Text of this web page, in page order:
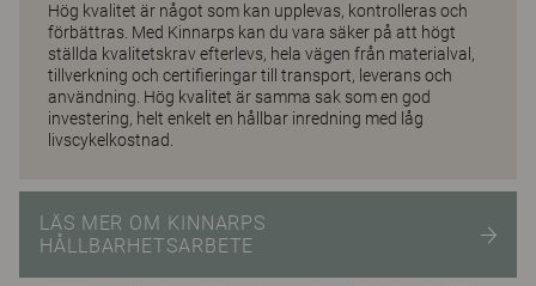
Hög kvalitet är något som kan upplevas, kontrolleras och
förbättras. Med Kinnarps kan du vara säker på att högt
ställda kvalitetskrav efterlevs, hela vägen från materialval,
tillverkning och certifieringar till transport, leverans och
användning. Hög kvalitet är samma sak som en god
investering, helt enkelt en hållbar inredning med låg
livscykelkostnad.
LÄS MER OM KINNARPS
HÅLLBARHETSARBETE